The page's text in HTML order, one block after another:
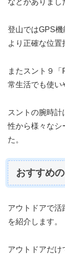
などがありまし
登山ではGPS機
より正確な位置
またスント９
常生活でも使い
スントの腕時
性から様々なシ
た。
おすすめ
アウトドアで活
を紹介します。
アウトドアだけ